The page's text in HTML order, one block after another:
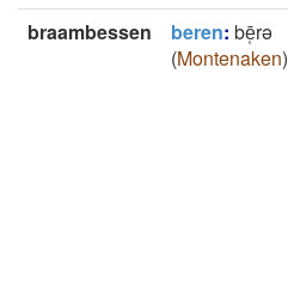
braambessen
beren: bē̜rǝ
(Montenaken)